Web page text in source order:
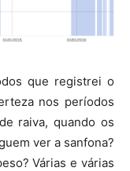
que registrei o
nos períodos
raiva, quando os
ver a sanfona?
Várias e várias